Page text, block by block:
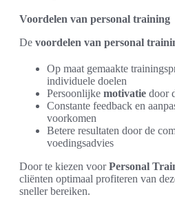
Voordelen van personal training
De voordelen van personal
Op maat gemaakte
individuele doelen
Persoonlijke motivatie door
Constante feedback en
voorkomen
Betere resultaten door de
voedingsadvies
Door te kiezen voorPersonal
cliënten optimaal profiteren van
sneller bereiken.